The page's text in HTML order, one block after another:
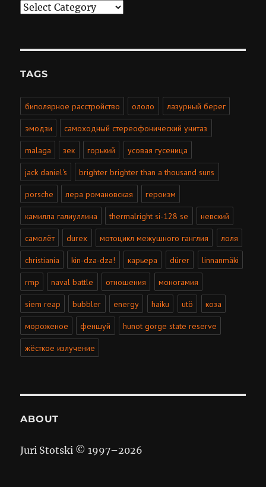
Categories
TAGS
биполярное расстройство ололо лазурный берег
эмодзи самоходный стереофонический унитаз
malaga зек горький усовая гусеница
jack daniel's brighter brighter than a thousand suns
porsche лера романовская героизм
камилла галиуллина thermalright si-128 se невский
самолёт durex мотоцикл межушного ганглия лоля
christiania kin-dza-dza! карьера dürer linnanmäki
rmp naval battle отношения моногамия
siem reap bubbler energy haiku utö коза
мороженое феншуй hunot gorge state reserve
жёсткое излучение
ABOUT
Juri Stotski © 1997–2026